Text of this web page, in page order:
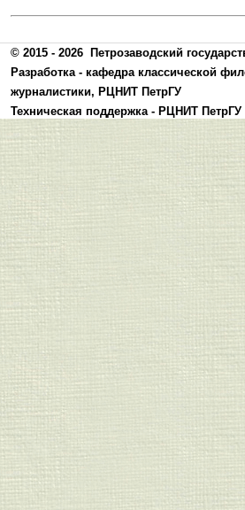
© 2015 - 2026
Петрозаводский
Разработка - кафедра классической
журналистики, РЦНИТ ПетрГУ
Техническая поддержка - РЦНИТ ПетрГУ
Политика конфиденциальности